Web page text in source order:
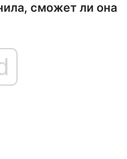
сможет ли она